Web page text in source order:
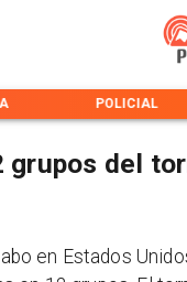
POLICIAL
del
en Estados